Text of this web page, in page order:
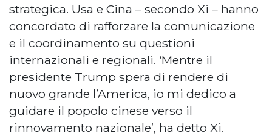
strategica. Usa e Cina – secondo Xi – hanno
concordato di rafforzare la comunicazione
e il coordinamento su questioni
internazionali e regionali. ‘Mentre il
presidente Trump spera di rendere di
nuovo grande l’America, io mi dedico a
guidare il popolo cinese verso il
rinnovamento nazionale’, ha detto Xi.